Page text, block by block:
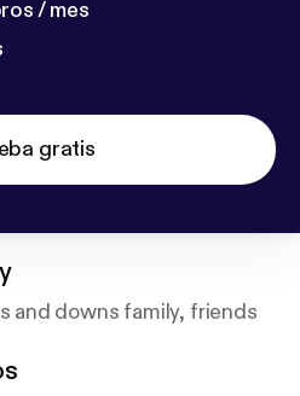
/ mes
gratis
and downs family, friends